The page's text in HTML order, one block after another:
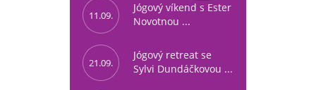
11.09.
Jógový víkend s Ester
Novotnou ...
21.09.
Jógový retreat se
Sylvi Dundáčkovou ...